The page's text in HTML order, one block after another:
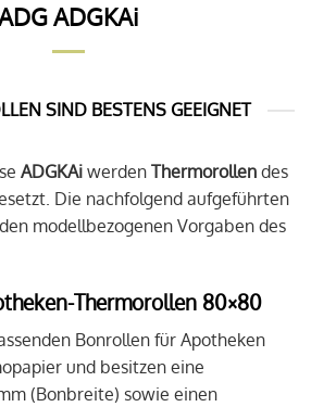
ADGKAi
SIND BESTENS GEEIGNET
ADGKAi werden Thermorollen des
Die nachfolgend aufgeführten
modellbezogenen Vorgaben des
Thermorollen 80×80
Bonrollen für Apotheken
und besitzen eine
(Bonbreite) sowie einen